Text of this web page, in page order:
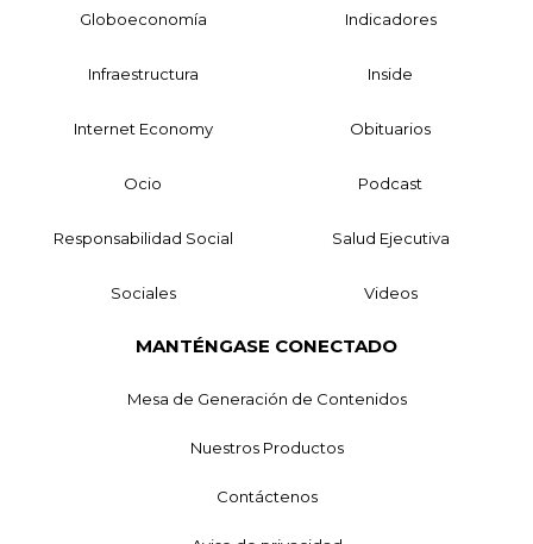
Globoeconomía Indicadores
Infraestructura Inside
Internet Economy Obituarios
Ocio Podcast
Responsabilidad Social Salud Ejecutiva
Sociales Videos
MANTÉNGASE CONECTADO
Mesa de Generación de Contenidos
Nuestros Productos
Contáctenos